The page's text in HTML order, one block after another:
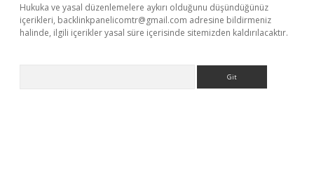
Hukuka ve yasal düzenlemelere aykırı olduğunu düşündüğünüz
içerikleri, backlinkpanelicomtr@gmail.com adresine bildirmeniz
halinde, ilgili içerikler yasal süre içerisinde sitemizden kaldırılacaktır.